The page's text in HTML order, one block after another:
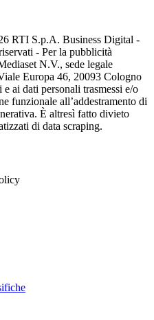
RTI S.p.A. Business Digital -
- Per la pubblicità
N.V., sede legale
Europa 46, 20093 Cologno
ai dati personali trasmessi e/o
funzionale all’addestramento di
È altresì fatto divieto
di data scraping.